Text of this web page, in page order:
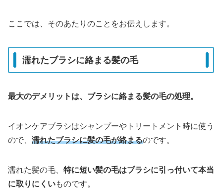
ここでは、そのあたりのことをお伝えします。
濡れたブラシに絡まる髪の毛
最大のデメリットは、ブラシに絡まる髪の毛の処理。
イオンケアブラシはシャンプーやトリートメント時に使う
ので、 濡れたブラシに髪の毛が絡まるのです。
濡れた髪の毛、 特に短い髪の毛はブラシに引っ付いて本当
に取りにくいものです。